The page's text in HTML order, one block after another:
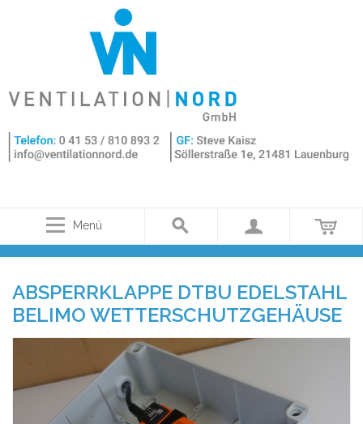
Menü
ABSPERRKLAPPE DTBU EDELSTAHL
BELIMO WETTERSCHUTZGEHÄUSE